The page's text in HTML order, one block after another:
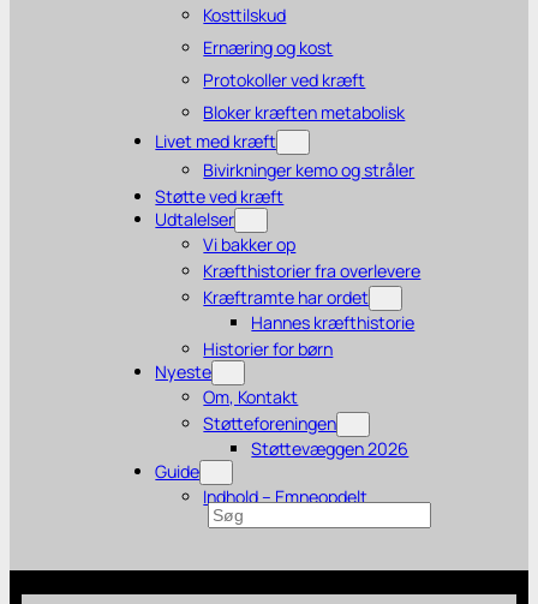
Kosttilskud
Ernæring og kost
Protokoller ved kræft
Bloker kræften metabolisk
Livet med kræft
Bivirkninger kemo og stråler
Støtte ved kræft
Udtalelser
Vi bakker op
Kræfthistorier fra overlevere
Kræftramte har ordet
Hannes kræfthistorie
Historier for børn
Nyeste
Om, Kontakt
Støtteforeningen
Støttevæggen 2026
Guide
Indhold – Emneopdelt
Søg